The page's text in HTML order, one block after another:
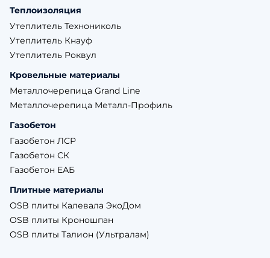
Теплоизоляция
Утеплитель Технониколь
Утеплитель Кнауф
Утеплитель Роквул
Кровельные материалы
Металлочерепица Grand Line
Металлочерепица Металл-Профиль
Газобетон
Газобетон ЛСР
Газобетон СК
Газобетон ЕАБ
Плитные материалы
OSB плиты Калевала ЭкоДом
OSB плиты Кроношпан
OSB плиты Талион (Ультралам)